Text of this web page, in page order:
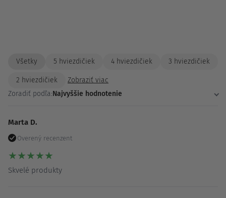
Všetky 5 hviezdičiek 4 hviezdičiek 3 hviezdičiek
2 hviezdičiek
Zobraziť viac
Zoradiť podľa:Najvyššie hodnotenie
Marta D.
Overený recenzent
★★★★★
Skvelé produkty